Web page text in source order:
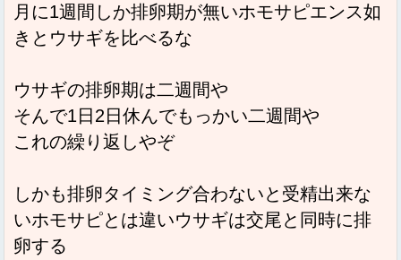
月に1週間しか排卵期が無いホモサピエンス如
きとウサギを比べるな
ウサギの排卵期は二週間や
そんで1日2日休んでもっかい二週間や
これの繰り返しやぞ
しかも排卵タイミング合わないと受精出来な
いホモサピとは違いウサギは交尾と同時に排
卵する